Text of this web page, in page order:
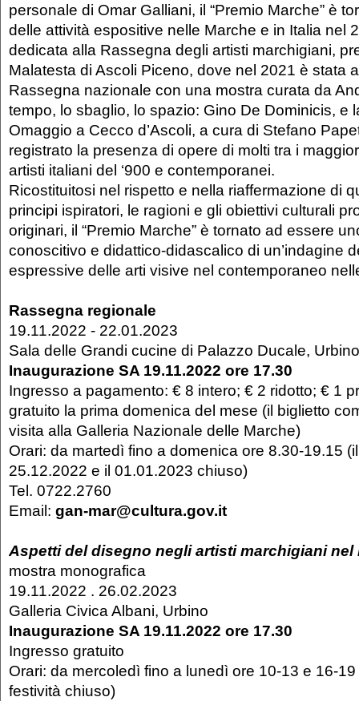
personale di Omar Galliani, il “Premio Marche” è
delle attività espositive nelle Marche e in Italia nel
dedicata alla Rassegna degli artisti marchigiani,
Malatesta di Ascoli Piceno, dove nel 2021 è stata
Rassegna nazionale con una mostra curata da
tempo, lo sbaglio, lo spazio: Gino De Dominicis, e
Omaggio a Cecco d’Ascoli, a cura di Stefano
registrato la presenza di opere di molti tra i
artisti italiani del ‘900 e contemporanei.
Ricostituitosi nel rispetto e nella riaffermazione di
principi ispiratori, le ragioni e gli obiettivi culturali
originari, il “Premio Marche” è tornato ad essere
conoscitivo e didattico-didascalico di un’indagine
espressive delle arti visive nel contemporaneo
Rassegna regionale
19.11.2022 - 22.01.2023
Sala delle Grandi cucine di Palazzo Ducale, Urbino
Inaugurazione SA 19.11.2022 ore 17.30
Ingresso a pagamento: € 8 intero; € 2 ridotto; € 1
gratuito la prima domenica del mese (il biglietto
visita alla Galleria Nazionale delle Marche)
Orari: da martedì fino a domenica ore 8.30-19.15
25.12.2022 e il 01.01.2023 chiuso)
Tel. 0722.2760
Email: gan-mar@cultura.gov.it
Aspetti del disegno negli artisti marchigiani nel
mostra monografica
19.11.2022 . 26.02.2023
Galleria Civica Albani, Urbino
Inaugurazione SA 19.11.2022 ore 17.30
Ingresso gratuito
Orari: da mercoledì fino a lunedì ore 10-13 e 16-
festività chiuso)